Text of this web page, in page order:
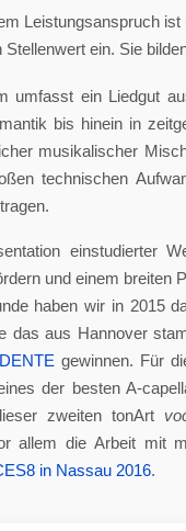
Leistungsanspruch
Stellenwert ein. Sie
umfasst ein Liedgut
bis hinein in
musikalischer
technischen
einstudierter
und einem breiten
haben wir in 2015
das aus Hannover
gewinnen. Für
der besten A-
zweiten tonArt
allem die Arbeit mit
in Nassau 2016.